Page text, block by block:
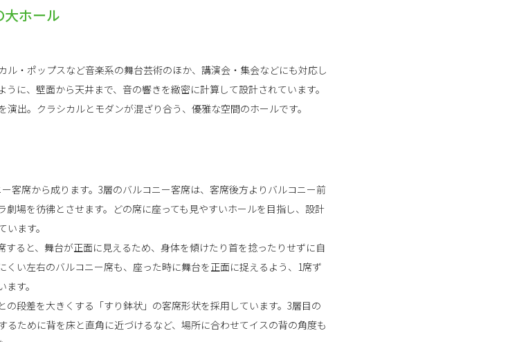
ホール
・ポップスなど音楽系の舞台芸術のほか、講演会・集会などにも対応し
に、壁面から天井まで、音の響きを緻密に計算して設計されています。
出。クラシカルとモダンが混ざり合う、優雅な空間のホールです。
客席から成ります。3層のバルコニー客席は、客席後方よりバルコニー前
場を彷彿とさせます。どの席に座っても見やすいホールを目指し、設計
ます。
ると、舞台が正面に見えるため、身体を傾けたり首を捻ったりせずに自
い左右のバルコニー席も、座った時に舞台を正面に捉えるよう、1席ず
す。
段差を大きくする「すり鉢状」の客席形状を採用しています。3層目の
ために背を床と直角に近づけるなど、場所に合わせてイスの背の角度も